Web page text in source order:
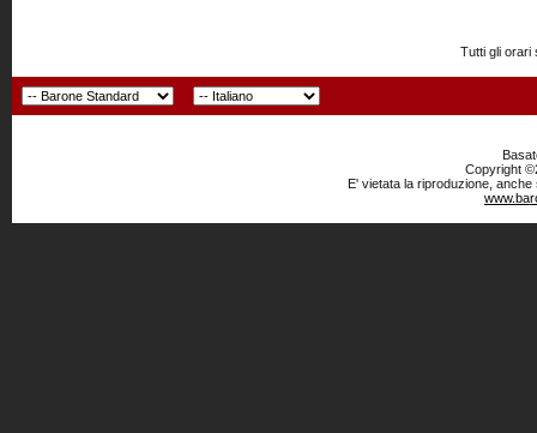
Tutti gli orari
Copyright
E' vietata la riproduzione,